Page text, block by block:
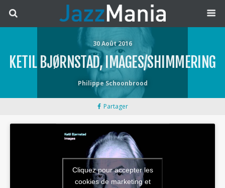
30 Août 2016
KETIL BJØRNSTAD, IMAGES/SHIMMERING
Philippe Schoonbrood
Partager
Cliquez pour accepter les
cookies de marketing et